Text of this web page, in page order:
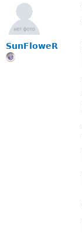
SunFloweR